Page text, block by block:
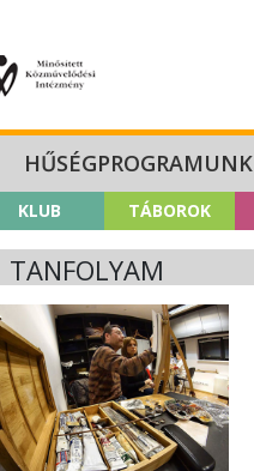
HŰSÉGPROGRAMUNK
KLUB TÁBOROK
TANFOLYAM